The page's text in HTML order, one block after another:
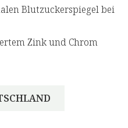
Blutzuckerspiegel bei
Zink und Chrom